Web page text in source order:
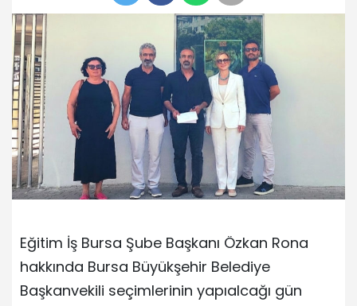
Eğitim İş Bursa Şube Başkanı Özkan Rona
hakkında Bursa Büyükşehir Belediye
Başkanvekili seçimlerinin yapıalcağı gün